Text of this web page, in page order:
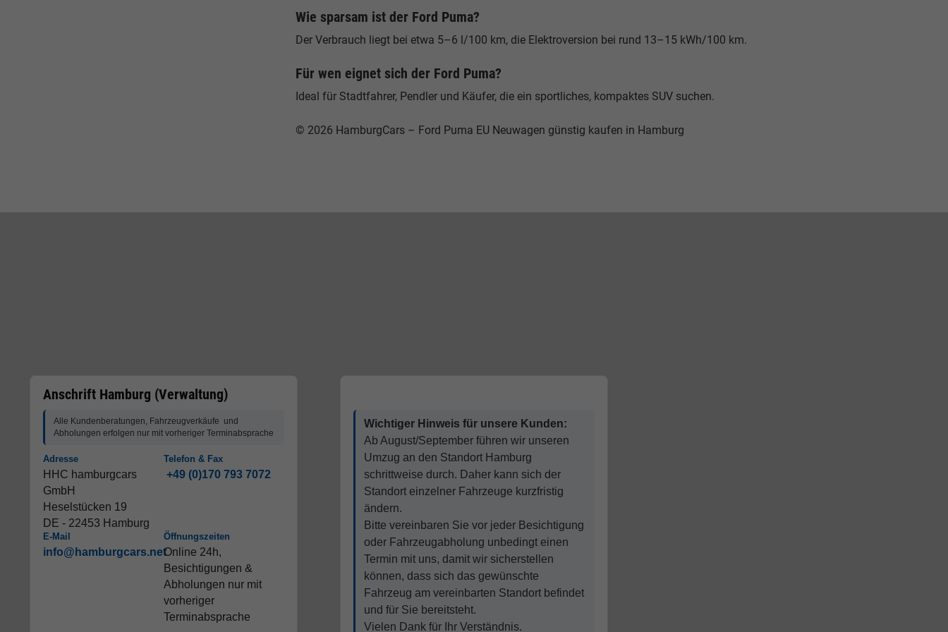
Wie sparsam ist der Ford Puma?
Der Verbrauch liegt bei etwa 5–6 l/100 km, die Elektroversion bei rund 13–15 kWh/100 km.
Für wen eignet sich der Ford Puma?
Ideal für Stadtfahrer, Pendler und Käufer, die ein sportliches, kompaktes SUV suchen.
© 2026 HamburgCars – Ford Puma EU Neuwagen günstig kaufen in Hamburg
Anschrift Hamburg (Verwaltung)
Alle Kundenberatungen, Fahrzeugverkäufe und
Abholungen erfolgen nur mit vorheriger Terminabsprache
Adresse
HHC hamburgcars
GmbH
Heselstücken 19
DE - 22453 Hamburg
Telefon & Fax
+49 (0)170 793 7072
E-Mail
info@hamburgcars.net
Öffnungszeiten
Online 24h,
Besichtigungen &
Abholungen nur mit
vorheriger
Terminabsprache
Wichtiger Hinweis für unsere Kunden:
Ab August/September führen wir unseren
Umzug an den Standort Hamburg
schrittweise durch. Daher kann sich der
Standort einzelner Fahrzeuge kurzfristig
ändern.
Bitte vereinbaren Sie vor jeder Besichtigung
oder Fahrzeugabholung unbedingt einen
Termin mit uns, damit wir sicherstellen
können, dass sich das gewünschte
Fahrzeug am vereinbarten Standort befindet
und für Sie bereitsteht.
Vielen Dank für Ihr Verständnis.